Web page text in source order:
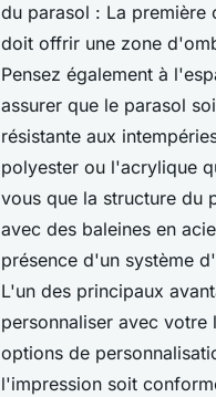
du parasol : La première
doit offrir une zone
Pensez également à
assurer que le parasol
résistante aux
polyester ou l'acrylique
vous que la structure du
avec des baleines en
présence d'un système
L'un des principaux
personnaliser avec
options de
l'impression soit